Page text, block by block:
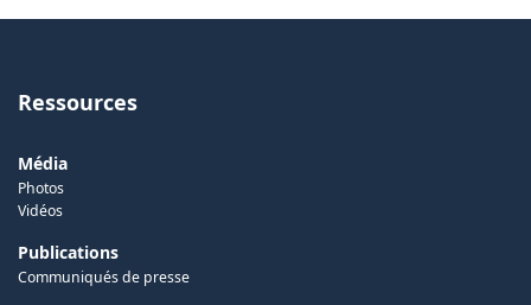
Ressources
Média
Photos
Vidéos
Publications
Communiqués de presse